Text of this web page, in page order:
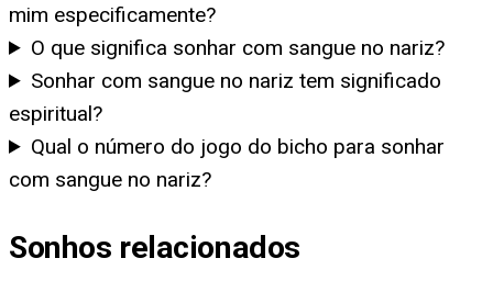
mim especificamente?
O que significa sonhar com sangue no nariz?
Sonhar com sangue no nariz tem significado
espiritual?
Qual o número do jogo do bicho para sonhar
com sangue no nariz?
Sonhos relacionados